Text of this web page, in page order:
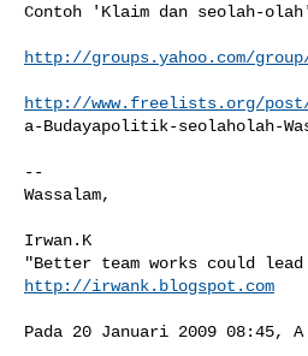
Contoh 'Klaim dan seolah-
http://groups.yahoo.com/
http://www.freelists.org/
a-Budayapolitik-seolaholah-
--
Wassalam,
Irwan.K
http://irwank.blogspot.com
Pada 20 Januari 2009 08:45,